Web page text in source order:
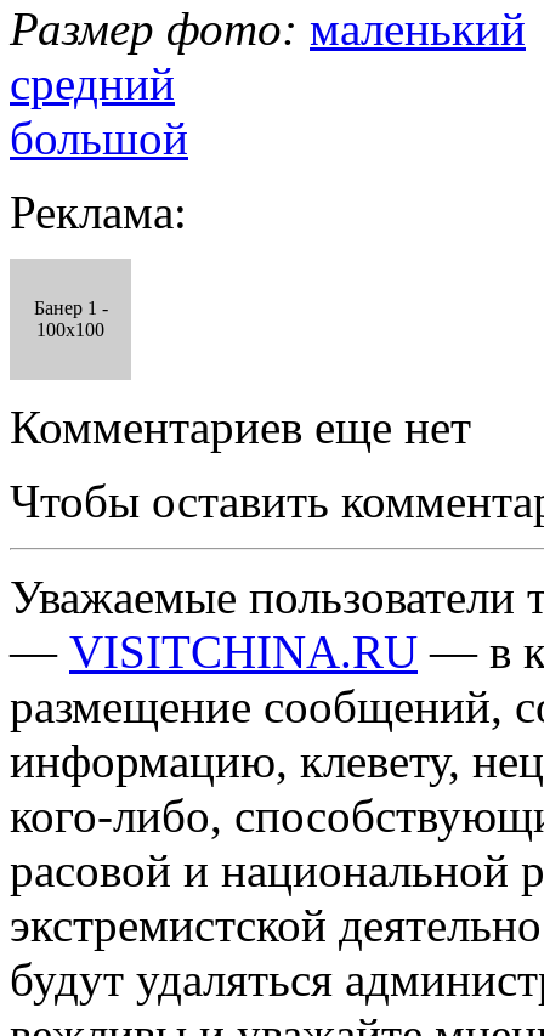
Размер фото: маленький
средний
большой
Реклама:
Банер 1 -
100x100
Комментариев еще нет
Чтобы оставить
Уважаемые пользователи
— VISITCHINA.RU — в
размещение сообщений,
информацию, клевету,
кого-либо,
расовой и национальной
экстремистской
будут удаляться